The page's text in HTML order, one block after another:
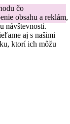
čo
obsahu a reklám,
návštevnosti.
aj s našimi
ktorí ich môžu